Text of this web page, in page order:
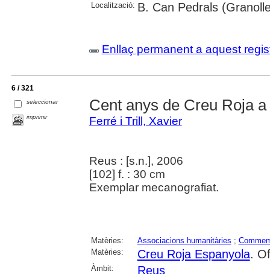
Localització: B. Can Pedrals
Enllaç permanent a aquest
6 / 321
seleccionar
imprimir
Cent anys de Creu Roja
Ferré i Trill, Xavier
Reus : [s.n.], 2006
[102] f. : 30 cm
Exemplar mecanografiat.
Matèries: Associacions humanitàries ;
Matèries:
Creu Roja Espanyola.
Àmbit: Reus